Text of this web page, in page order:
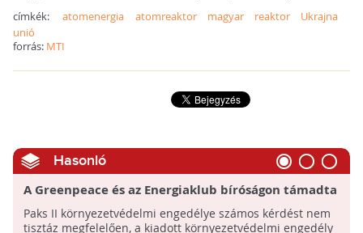
címkék:atomenergia atomreaktor magyar reaktor
Ukrajna
unió
forrás: MTI
Hasonló
A Greenpeace és az Energiaklub bíróságon támadta
meg Paks II környezetvédelmi engedélyét
Paks II környezetvédelmi engedélye számos kérdést nem
tisztáz megfelelően, a kiadott környezetvédelmi engedély